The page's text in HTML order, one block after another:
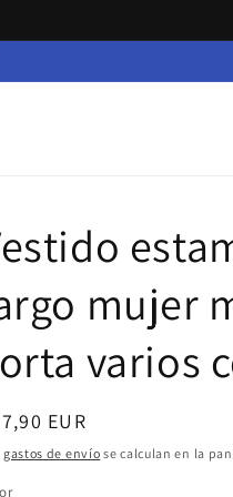
mujer
varios
EUR
gastos de envío se calculan en la